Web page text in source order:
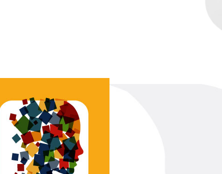
Tracce Dinamiche è una
rassegna di teatro
d’innovazione e sperimentale.
Continua